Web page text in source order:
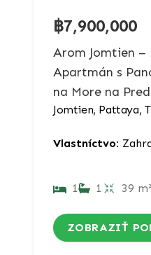
฿7,900,000
Arom Jomtien –
Apartmán s
na More na
Jomtien, Pattaya,
Vlastníctvo:
1 1 39 m²
ZOBRAZIŤ